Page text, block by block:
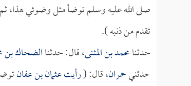
صلى الله عليه وسلم توضأ مثل وضوئي هذا،
تقدم من ذنبه ).
حدثنامحمد بن المثنى، قال: حدثناالضحاك بن
حدثنيحمران، قال: (رأيتعثمان بن عفان